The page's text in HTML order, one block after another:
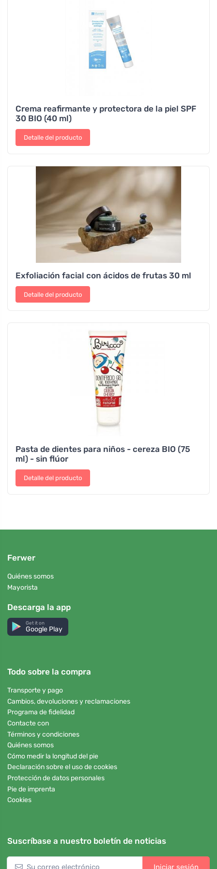
Crema reafirmante y protectora de la piel SPF
30 BIO (40 ml)
Detalle del producto
Exfoliación facial con ácidos de frutas 30 ml
Detalle del producto
Pasta de dientes para niños - cereza BIO (75
ml) - sin flúor
Detalle del producto
Ferwer
Quiénes somos
Mayorista
Descarga la app
Get it on
Google Play
Todo sobre la compra
Transporte y pago
Cambios, devoluciones y reclamaciones
Programa de fidelidad
Contacte con
Términos y condiciones
Quiénes somos
Cómo medir la longitud del pie
Declaración sobre el uso de cookies
Protección de datos personales
Pie de imprenta
Cookies
Suscríbase a nuestro boletín de noticias
Iniciar sesión